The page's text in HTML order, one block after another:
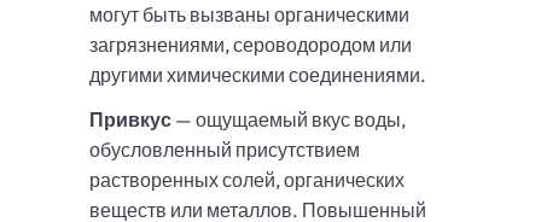
могут быть вызваны органическими
загрязнениями, сероводородом или
другими химическими соединениями.
Привкус — ощущаемый вкус воды,
обусловленный присутствием
растворенных солей, органических
веществ или металлов. Повышенный